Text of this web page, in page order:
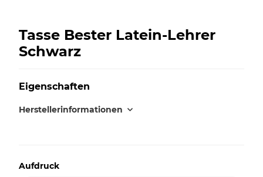
Tasse Bester Latein-Lehrer
Schwarz
Eigenschaften
Herstellerinformationen
Aufdruck